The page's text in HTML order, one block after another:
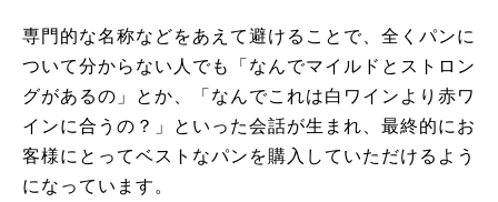
専門的な名称などをあえて避けることで、全くパンに
ついて分からない人でも「なんでマイルドとストロン
グがあるの」とか、「なんでこれは白ワインより赤ワ
インに合うの？」といった会話が生まれ、最終的にお
客様にとってベストなパンを購入していただけるよう
になっています。